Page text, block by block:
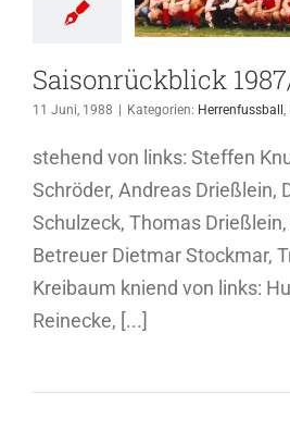
I. Herren
Saisonrückblick
11 Juni, 1988 Kategorien: Herrenfussball ,
stehend von links: Steffen
Schröder, Andreas Drießlein,
Schulzeck, Thomas
Betreuer Dietmar Stockmar,
Kreibaum kniend von links:
Reinecke, [...]